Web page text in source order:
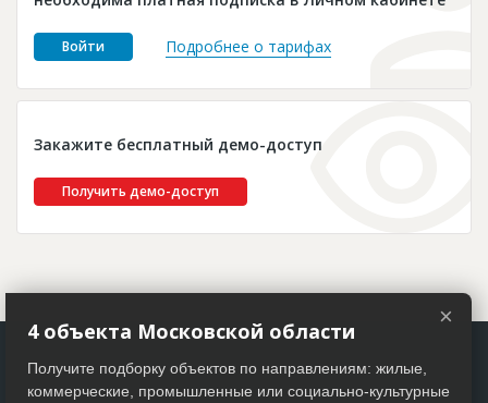
Пресс-релизы
Войти Подробнее о тарифах
Закажите бесплатный демо-доступ
Получить демо-доступ
×
4 объекта Московской области
Получите подборку объектов по направлениям: жилые,
коммерческие, промышленные или социально-культурные